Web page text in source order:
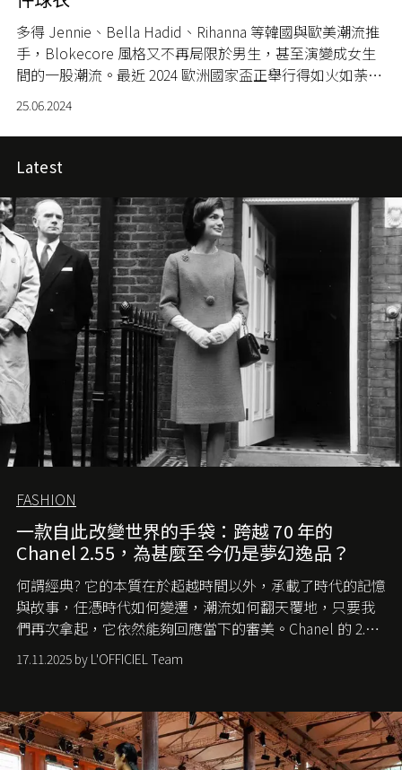
多得 Jennie、Bella Hadid、Rihanna 等韓國與歐美潮流推
手，Blokecore 風格又不再局限於男生，甚至演變成女生
間的一股潮流。最近 2024 歐洲國家盃正舉行得如火如荼，
Blokecore 風又再度受到時尚界的關注！
25.06.2024
Latest
FASHION
一款自此改變世界的手袋：跨越 70 年的
Chanel 2.55，為甚麼至今仍是夢幻逸品？
何謂經典? 它的本質在於超越時間以外，承載了時代的記憶
與故事，任憑時代如何變遷，潮流如何翻天覆地，只要我
們再次拿起，它依然能夠回應當下的審美。Chanel 的 2.55
手袋更是這樣存在，自問世至今，一直有着舉足輕重的地
位。如果說每個女生的第一個夢想手袋是 Chanel，那 2.55
愛它的雋永與優雅。那麼這個手袋是怎麼誕生的呢？又為
甚麼取名叫 2.55 ？今天就由《L'Officiel HK》帶你穿越流金
歲月，回顧 2.55 的誕生故事。
17.11.2025 by L'OFFICIEL Team